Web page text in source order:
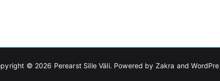
© 2026 Perearst Sille Väli. Powered by Zakra and